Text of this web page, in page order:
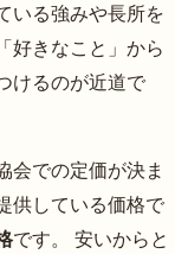
いる強みや長所を
好きなこと」から
けるのが近道で
会での定価が決ま
供している価格で
です。 安いからと